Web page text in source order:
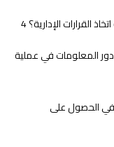
الإدارية؟ 4
المعلومات في عملية
في الحصول على